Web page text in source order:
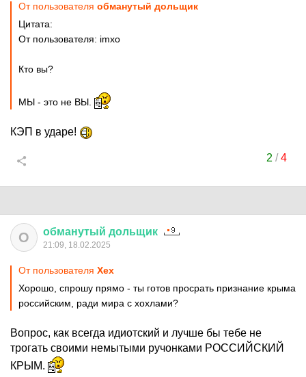
От пользователя обманутый дольщик
Цитата:
От пользователя: imxo
Кто вы?
МЫ - это не ВЫ.
КЭП в ударе!
2 /4
О обманутый дольщик
21:09, 18.02.2025
От пользователя Хех
Хорошо, спрошу прямо - ты готов просрать признание крыма
российским, ради мира с хохлами?
Вопрос, как всегда идиотский и лучше бы тебе не
трогать своими немытыми ручонками РОССИЙСКИЙ
КРЫМ.